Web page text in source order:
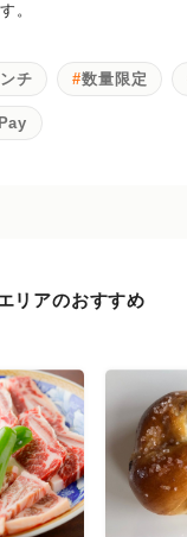
。
チ 数量限定
リアのおすすめ